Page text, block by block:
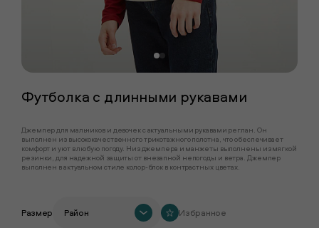
Футболка с длинными рукавами
Джемпер для мальчиков и девочек с актуальными рукавами реглан. Он
выполнен из высококачественного трикотажного полотна, что обеспечивает
комфорт и уют в любую погоду. Низ джемпера и манжеты выполнены из мягкой
резинки, для надежной защиты от внезапной непогоды и ветра. Джемпер
выполнен в актуальном стиле колор-блок в контрастных цветах.
Размер Район Избранное